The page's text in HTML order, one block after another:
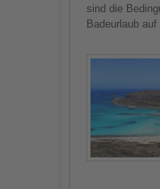
sind die
Badeurlaub